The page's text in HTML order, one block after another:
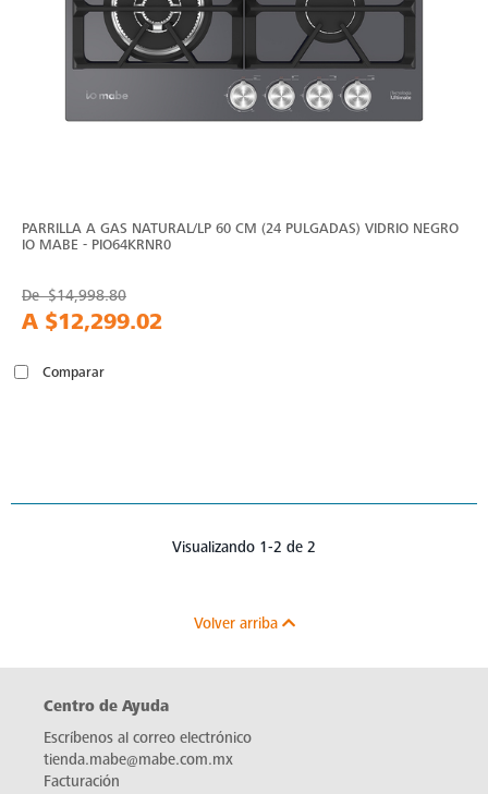
PARRILLA A GAS NATURAL/LP 60 CM (24 PULGADAS) VIDRIO NEGRO
IO MABE - PIO64KRNR0
De$14,998.80
A $12,299.02
Comparar
Visualizando 1-2 de 2
Volver arriba
Centro de Ayuda
Escríbenos al correo electrónico
tienda.mabe@mabe.com.mx
Facturación